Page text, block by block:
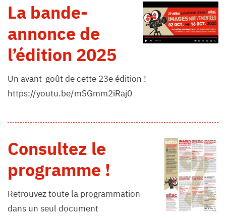
La bande-
annonce de
l’édition 2025
Un avant-goût de cette 23e édition !
https://youtu.be/mSGmm2iRaj0
Consultez le
programme !
Retrouvez toute la programmation
dans un seul document